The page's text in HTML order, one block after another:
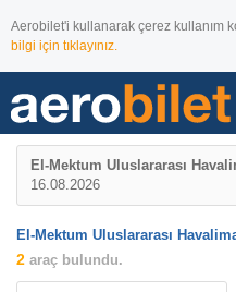
Aerobilet'i kullanarak çerez kullanım
bilgi için tıklayınız.
El-Mektum Uluslararası
16.08.2026
El-Mektum Uluslararası
2 araç bulundu.